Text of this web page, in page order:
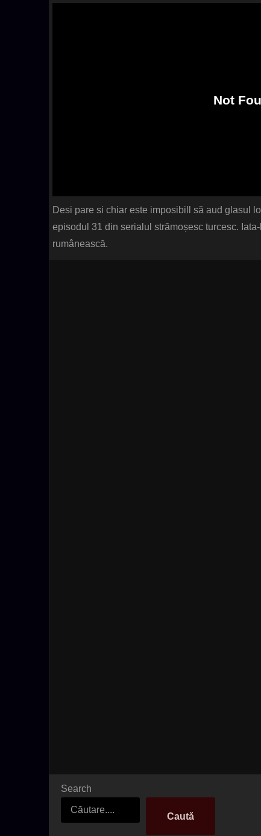
Desi pare si chiar este imposibill să aud glasul
episodul 31 din serialul strămoșesc turcesc.
rumânească.
Search
Caută